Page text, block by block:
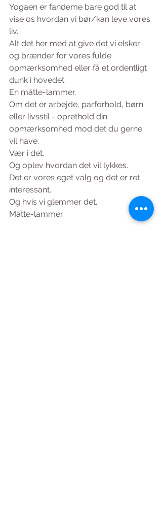
Yogaen er fandeme bare god til at
vise os hvordan vi bør/kan leve vores
liv.
Alt det her med at give det vi elsker
og brænder for vores fulde
opmærksomhed eller få et ordentligt
dunk i hovedet.
En måtte-lammer.
Om det er arbejde, parforhold, børn
eller livsstil - oprethold din
opmærksomhed mod det du gerne
vil have.
Vær i det.
Og oplev hvordan det vil lykkes.
Det er vores eget valg og det er ret
interessant.
Og hvis vi glemmer det.
Måtte-lammer.